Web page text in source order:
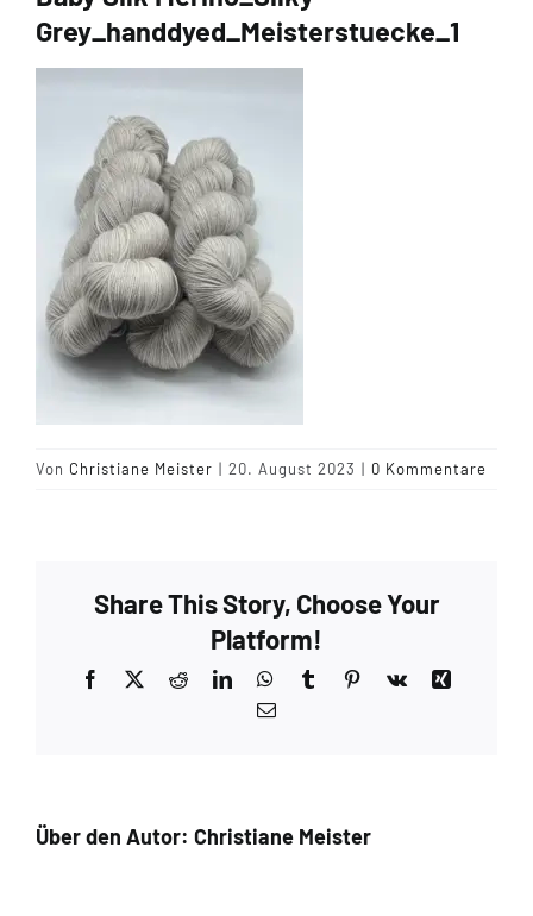
Tipps & Infos
Münster Yarn
Wollfestivals
Kontakt
Grey_handdyed_Meisterstuecke_1
Von Christiane Meister | 20. August 2023 | 0 Kommentare
Share This Story, Choose Your
Platform!
Facebook Reddit LinkedInWhatsApp
TumblrPinterest
Vk
E-
Über den Autor: Christiane Meister